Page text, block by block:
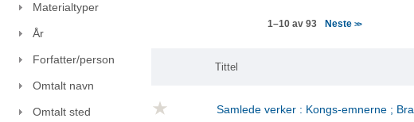
Materialtyper
År
Forfatter/person
Omtalt navn
Omtalt sted
1–10 av 93 Neste>>
Tittel
Samlede verker : Kongs-emnerne ;